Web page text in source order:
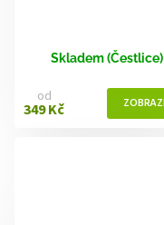
Skladem (Čestlice)
od
349 Kč